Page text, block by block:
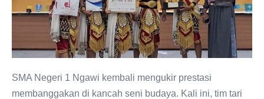
3
Kreasi
Tradisional
Tingkat
SMA Negeri 1 Ngawi kembali mengukir prestasi
membanggakan di kancah seni budaya. Kali ini, tim tari